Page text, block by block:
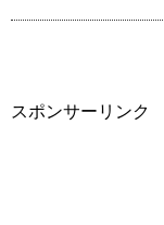
スポンサーリンク